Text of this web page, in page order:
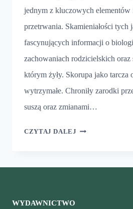
jednym z kluczowych elementów
przetrwania. Skamieniałości tych
fascynujących informacji o
zachowaniach rodzicielskich
którym żyły. Skorupa jako tarcza
wytrzymałe. Chroniły zarodki
suszą oraz zmianami…
CZYTAJ DALEJ JAJA
WYDAWNICTWO